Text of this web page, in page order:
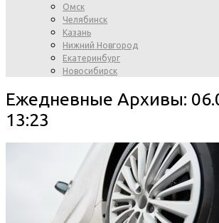
Омск
Челябинск
Казань
Нижний Новгород
Екатеринбург
Новосибирск
Ежедневные Архивы:
13:23